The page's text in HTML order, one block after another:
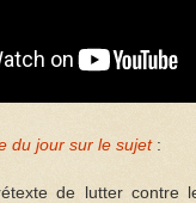
du jour sur le sujet:
de lutter contre